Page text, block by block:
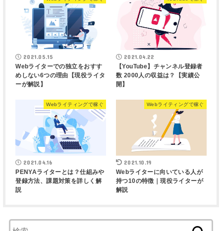
2021.05.15
Webライターでの独立をおすす
めしない6つの理由【現役ライタ
ーが解説】
2021.04.22
【YouTube】チャンネル登録者
数 2000人の収益は？【実績公
開】
Webライティングで稼ぐ
2021.04.16
PENYAライターとは？仕組みや
登録方法、課題対策を詳しく解
説
Webライティングで稼ぐ
2021.10.19
Webライターに向いている人が
持つ10の特徴｜現役ライターが
解説